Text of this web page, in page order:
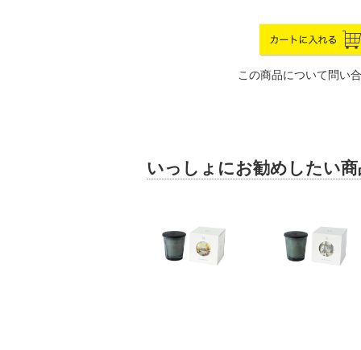
この商品について問い
いっしょにお勧めしたい商